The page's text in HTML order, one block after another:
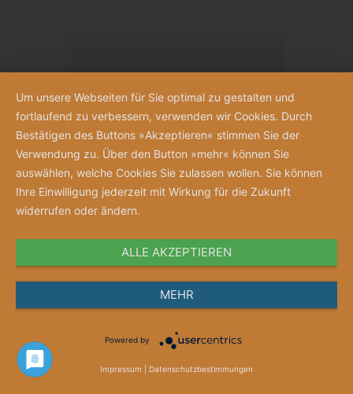
Anschauen
Merkzettel
Gutschein „Jubelnde Schwestern“
Um unsere Webseiten für Sie optimal zu gestalten und
fortlaufend zu verbessern, verwenden wir Cookies. Durch
Bestätigen des Buttons »Akzeptieren« stimmen Sie der
Verwendung zu. Über den Button »mehr« können Sie
auswählen, welche Cookies Sie zulassen wollen. Sie können
Ihre Einwilligung jederzeit mit Wirkung für die Zukunft
widerrufen oder ändern.
ALLE AKZEPTIEREN
MEHR
Powered by
Impressum Datenschutzbestimmungen